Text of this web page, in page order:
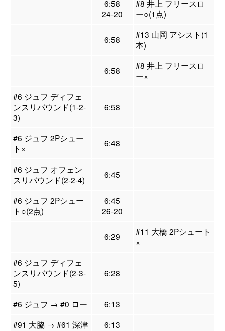
6:58
24-20
#8 井上 フリースロ
ー○(1点)
6:58
#13 山岡 アシスト(1
本)
6:58
#8 井上 フリースロ
ー×
#6 ジュフ ディフェ
ンスリバウンド(1-2-
3)
6:58
#6 ジュフ 2Pシュー
ト×
6:48
#6 ジュフ オフェン
スリバウンド(2-2-4)
6:45
#6 ジュフ 2Pシュー
ト○(2点)
6:45
26-20
6:29
#11 大橋 2Pシュート
×
#6 ジュフ ディフェ
ンスリバウンド(2-3-
5)
6:28
#6 ジュフ → #0 ロー
6:13
#91 大脇 → #61 深津
6:13